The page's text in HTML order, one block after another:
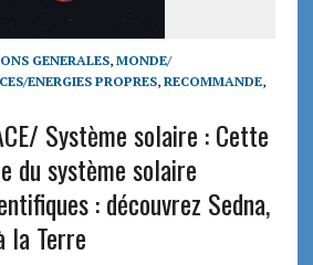
GENERALES, MONDE/
ENERGIES PROPRES, RECOMMANDE,
Système solaire : Cette
du système solaire
: découvrez Sedna,
la Terre